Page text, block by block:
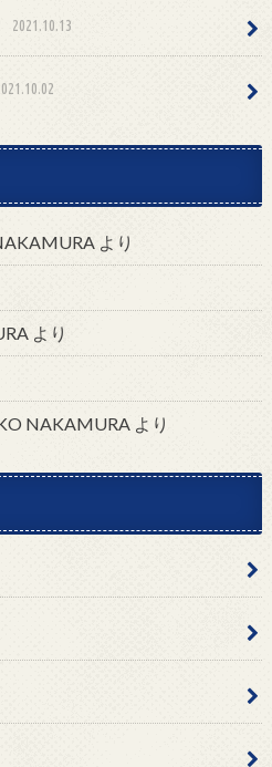
2021.10.13
より
より
NAKAMURAより